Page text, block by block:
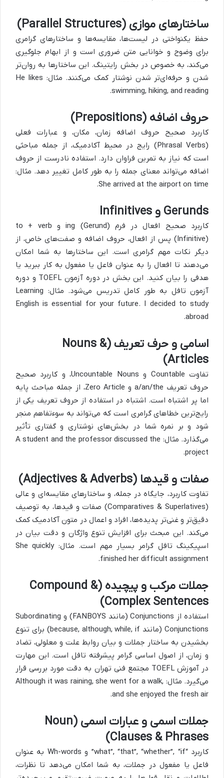
ساختارهای موازی (Parallel Structures)
حفظ یکنواختی در لیست‌ها، مقایسه‌ها و ساختارهای گرامری
برای وضوح و خوانایی متن ضروری است و از ابهام جلوگیری
می‌کند، به خصوص در بخش رایتینگ. این ساختارها به روان‌تر
شدن و حرفه‌ای‌تر شدن نوشتار کمک می‌کنند. مثال: He likes
swimming, hiking, and reading.
حروف اضافه (Prepositions)
کاربرد صحیح حروف اضافه زمان، مکان، و عبارات فعلی
(Phrasal Verbs) رایج در محیط آکادمیک، از جمله مباحثی
است که نیاز به تمرین فراوان دارد. استفاده نادرست از حروف
اضافه می‌تواند معنای جمله را به طور کامل تغییر دهد. مثال:
She arrived at the airport on time.
Gerunds و Infinitives
کاربرد صحیح افعال در فرم ing (Gerund) و to + verb
(Infinitive) پس از افعال، حروف اضافه و صفت‌های خاص، از
دیگر نکات مهم گرامری است. این ساختارها به شما امکان
می‌دهند تا افعال را به عنوان فاعل یا مفعول به کار ببرید یا
هدفی را بیان کنید. این بخش در دوره آزمون TOEFL و دوره
آزمون تافل به طور کامل تدریس می‌شود. مثال: Learning
English is essential for your future. I decided to study
abroad.
اسامی و حرف تعریف (Nouns &
Articles)
تفاوت Countable و Uncountable Nouns، و کاربرد صحیح
حروف تعریف a/an/the و Zero Article، از جمله مباحث پایه
اما پر اشتباه است. اشتباه در استفاده از حروف تعریف یکی از
رایج‌ترین خطاهای گرامری است که می‌تواند به سوءتفاهم منجر
شود و بر نمره شما در بخش‌های نوشتاری و گفتاری تأثیر
می‌گذارد. مثال: A student and the professor discussed the
project.
صفات و قیدها (Adjectives & Adverbs)
تفاوت کاربرد، جایگاه در جمله، و ساختارهای مقایسه‌ای و عالی
(Comparatives & Superlatives) صفات و قیدها، به توصیف
دقیق‌تر و غنی‌تر پدیده‌ها، افراد و اعمال در متون آکادمیک کمک
می‌کند. این مبحث برای افزایش تنوع واژگان و دقت بیان در
اسپیکینگ تافل گرامر بسیار مهم است. مثال: She quickly
finished her difficult assignment.
جملات مرکب و پیچیده (Compound &
Complex Sentences)
استفاده از Conjunctions (مانند FANBOYS) و Subordinating
Conjunctions (مانند because, although, while, if) برای تنوع
بخشیدن به ساختار جملات و بیان روابط علت و معلولی، تضاد
و زمان، از اصول اساسی گرامر پیشرفته تافل است. این مهارت
در آموزش TOEFL مجتمع فنی تهران به دقت مورد بررسی قرار
می‌گیرد. مثال: Although it was raining, she went for a walk,
and she enjoyed the fresh air.
جملات اسمی و عبارات اسمی (Noun
Clauses & Phrases)
کاربرد “what”, “that”, “whether”, “if” و Wh-words به عنوان
فاعل یا مفعول در جملات، به شما امکان می‌دهد تا نظرات،